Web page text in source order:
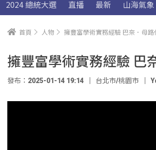
2024 總統大選 直播 最新 山海氣象
首頁 人物 擁豐富學術實務經驗 巴奈．母
擁豐富學術實務經驗 巴
發布：2025-01-14 19:14 台北市/桃園市